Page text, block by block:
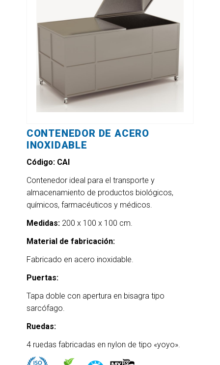
CONTENEDOR DE ACERO
INOXIDABLE
Código: CAI
Contenedor ideal para el transporte y
almacenamiento de productos biológicos,
químicos, farmacéuticos y médicos.
Medidas:200 x 100 x 100 cm.
Material de fabricación:
Fabricado en acero inoxidable.
Puertas:
Tapa doble con apertura en bisagra tipo
sarcófago.
Ruedas:
4 ruedas fabricadas en nylon de tipo «yoyo».